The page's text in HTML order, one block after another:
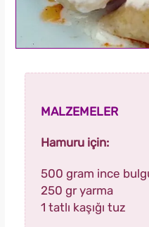
MALZEMELER
Hamuru için:
500 gram ince
250 gr yarma
1 tatlı kaşığı tuz